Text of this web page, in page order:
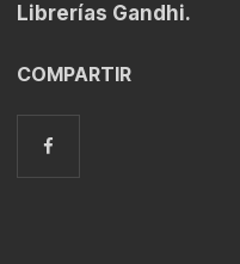
Librerías Gandhi.
COMPARTIR